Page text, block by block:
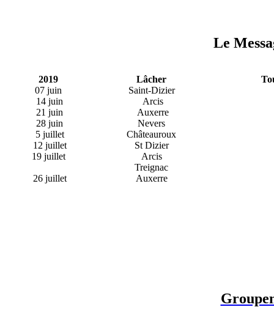
Le
2019 Lâcher
07 juin
Saint-Dizier
14 juin
Arcis
21 juin
Auxerre
28 juin
Nevers
5 juillet
Châteauroux
12 juillet
St Dizier
19 juillet
Arcis
Treignac
26 juillet
Auxerre